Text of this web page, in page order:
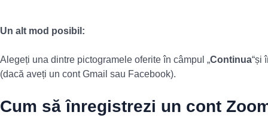
Un alt mod posibil:
Alegeți una dintre pictogramele oferite în câmpul „Continua“și
(dacă aveți un cont Gmail sau Facebook).
Cum să înregistrezi un cont